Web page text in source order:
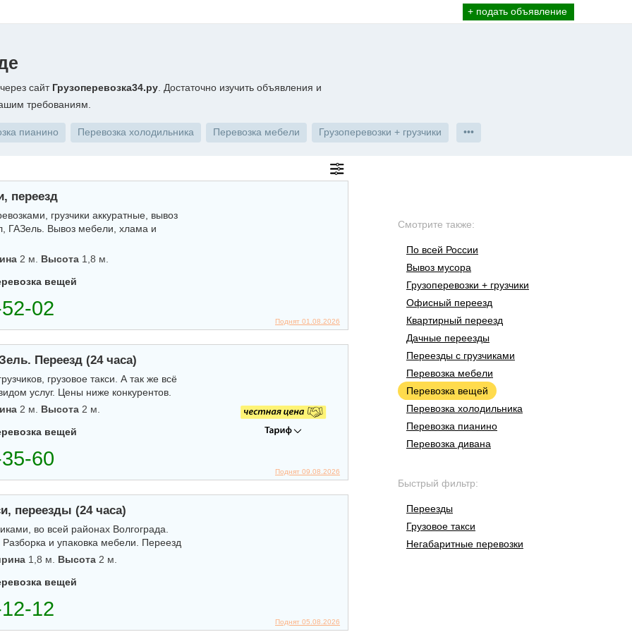
+ подать объявление
сайт Грузоперевозка34.ру . Достаточно изучить объявления и
требованиям.
пианино Перевозка холодильника Перевозка мебели Грузоперевозки + грузчики •••
Смотрите также:
По всей России
Вывоз мусора
Грузоперевозки + грузчики
Офисный переезд
Квартирный переезд
Дачные переезды
Переезды с грузчиками
Перевозка мебели
Перевозка вещей
Перевозка холодильника
Перевозка пианино
Перевозка дивана
Быстрый фильтр:
Переезды
Грузовое такси
Негабаритные перевозки
Поднят 01.08.2026
переезд
грузчики аккуратные, вывоз
ГАЗель. Вывоз мебели, хлама и
2 м. Высота 1,8 м.
вещей
Поднят 09.08.2026
Переезд (24 часа)
грузовое такси. А так же всё
услуг. Цены ниже конкурентов.
2 м. Высота 2 м.
вещей
Поднят 05.08.2026
переезды (24 часа)
во всей районах Волгограда.
и упаковка мебели. Переезд
1,8 м. Высота 2 м.
вещей